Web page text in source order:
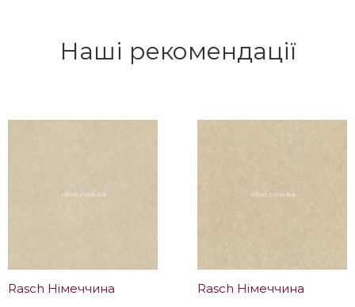
Наші рекомендації
Rasch Німеччина Rasch Німеччина